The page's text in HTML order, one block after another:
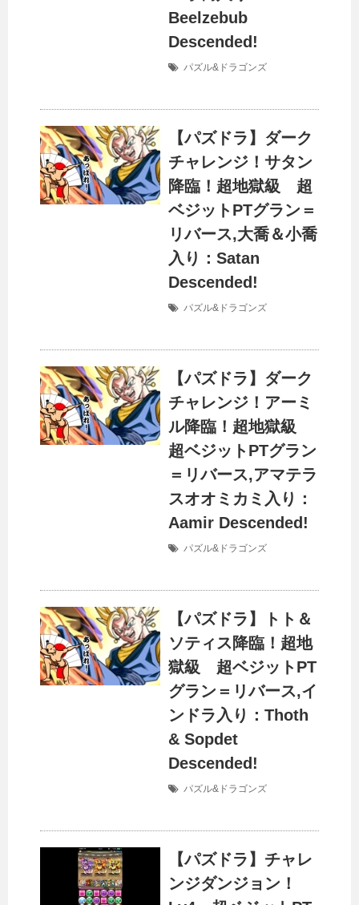
Beelzebub
Descended!
パズル&ドラゴンズ
【パズドラ】ダーク
チャレンジ！サタン
降臨！超地獄級 超
ベジットPTグラン＝
リバース,大喬＆小喬
入り：Satan
Descended!
パズル&ドラゴンズ
【パズドラ】ダーク
チャレンジ！アーミ
ル降臨！超地獄級
超ベジットPTグラン
＝リバース,アマテラ
スオオミカミ入り：
Aamir Descended!
パズル&ドラゴンズ
【パズドラ】トト＆
ソティス降臨！超地
獄級 超ベジットPT
グラン＝リバース,イ
ンドラ入り：Thoth
& Sopdet
Descended!
パズル&ドラゴンズ
【パズドラ】チャレ
ンジダンジョン！